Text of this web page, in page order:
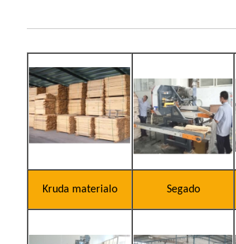
Kruda materialo Segado